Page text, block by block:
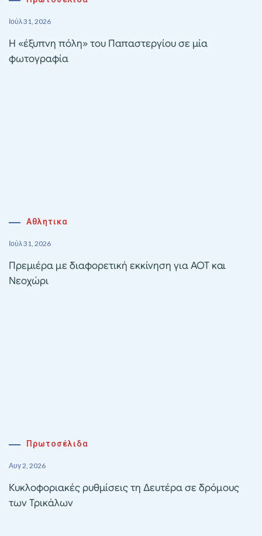
Ιούλ 31, 2026
Η «έξυπνη πόλη» του Παπαστεργίου σε μία
φωτογραφία
Αθλητικα
Ιούλ 31, 2026
Πρεμιέρα με διαφορετική εκκίνηση για ΑΟΤ και
Νεοχώρι
Πρωτοσέλιδα
Αυγ 2, 2026
Κυκλοφοριακές ρυθμίσεις τη Δευτέρα σε δρόμους
των Τρικάλων